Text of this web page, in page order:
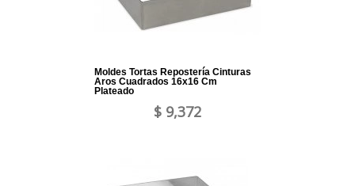
Moldes Tortas Repostería Cinturas
Aros Cuadrados 16x16 Cm
Plateado
$ 9,372